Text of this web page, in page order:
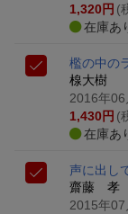
1,320円 (
在庫あ
檻の中の
楾大樹
2016年06
1,430円 (
在庫あ
声に出し
齋藤 孝
2015年